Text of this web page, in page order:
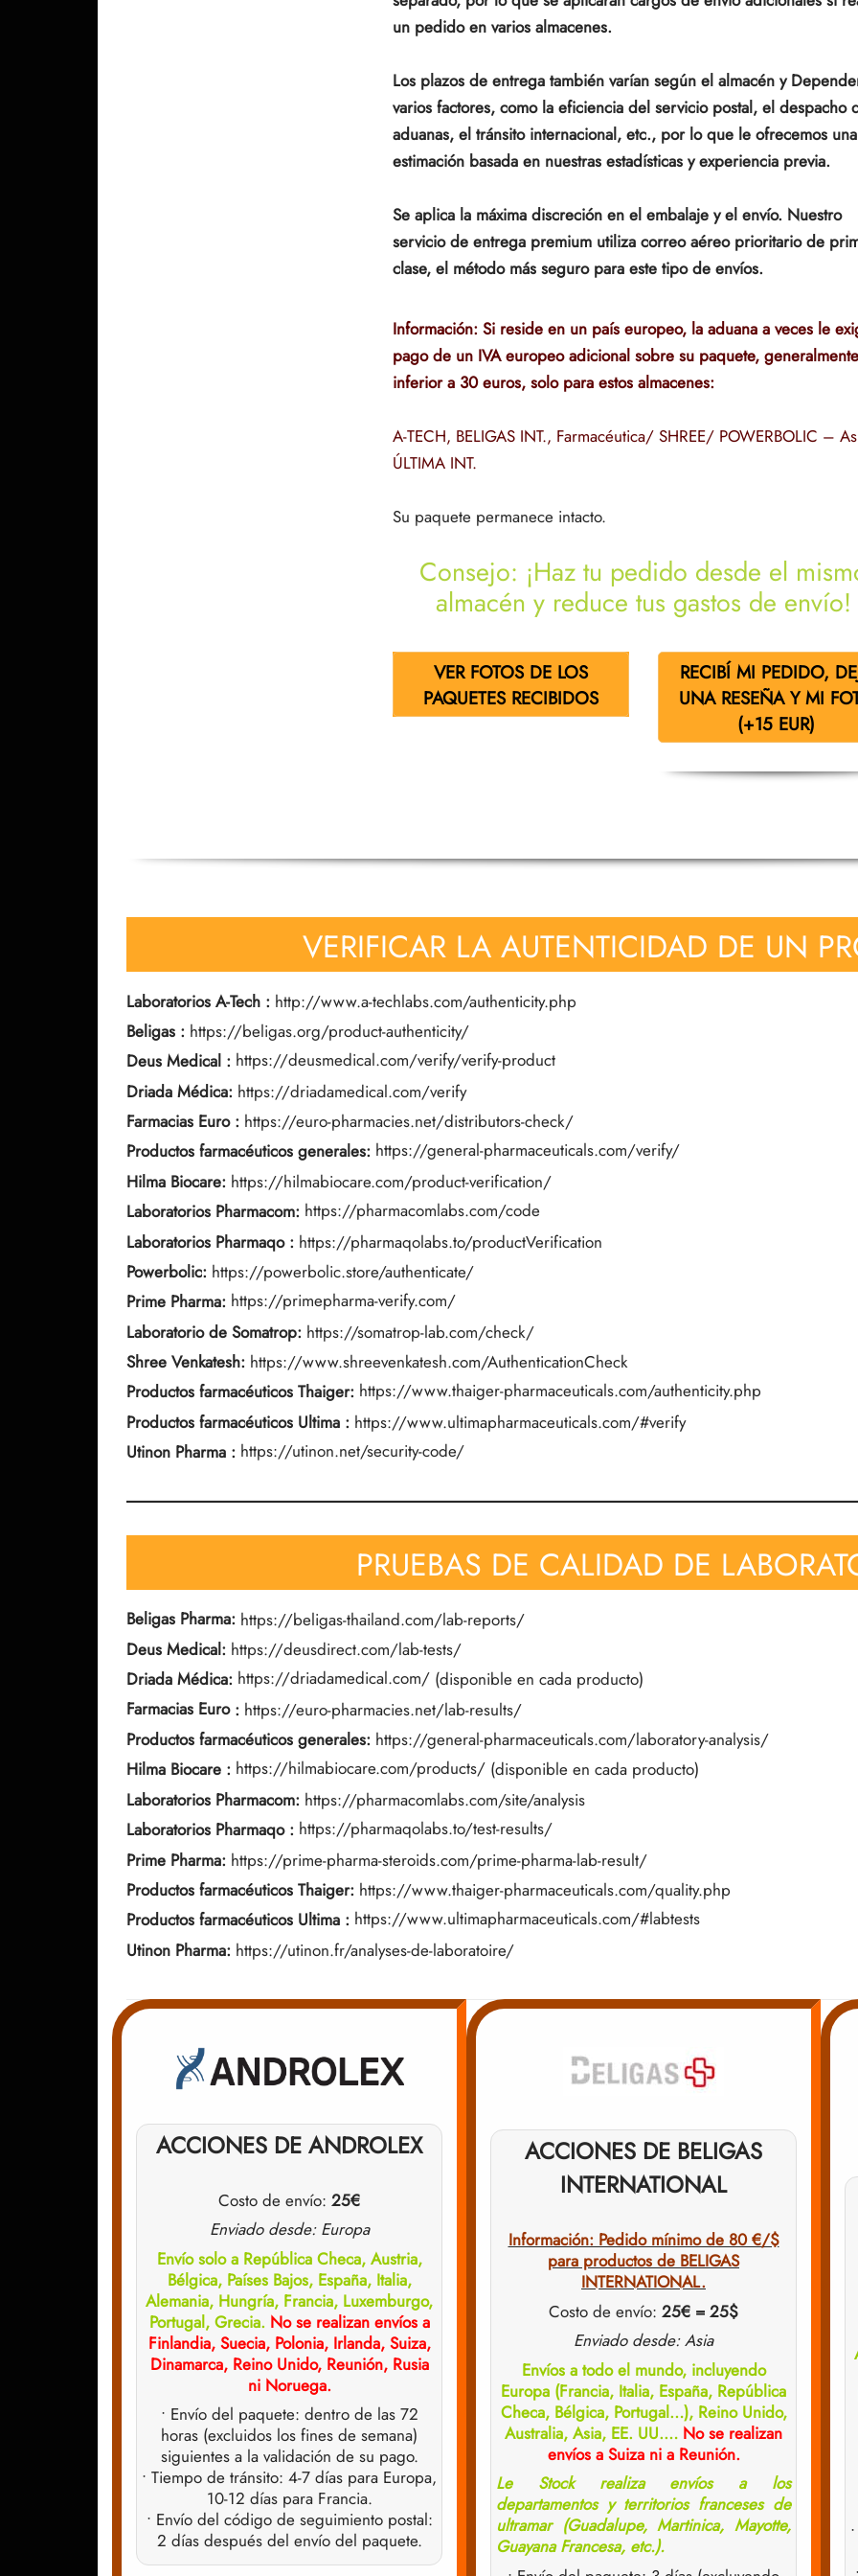
un pedido en varios almacenes.
Los plazos de entrega también varían según el almacén y
varios factores, como la eficiencia del servicio postal, el despacho
aduanas, el tránsito internacional, etc., por lo que le ofrecemos una
estimación basada en nuestras estadísticas y experiencia previa.
Se aplica la máxima discreción en el embalaje y el envío. Nuestro
servicio de entrega premium utiliza correo aéreo prioritario de
clase, el método más seguro para este tipo de envíos.
Información: Si reside en un país europeo, la aduana a veces le
pago de un IVA europeo adicional sobre su paquete, generalmente
inferior a 30 euros, solo para estos almacenes:
A-TECH, BELIGAS INT., Farmacéutica/ SHREE/ POWERBOLIC –
ÚLTIMA INT.
Su paquete permanece intacto.
Consejo: ¡Haz tu pedido desde el
almacén y reduce tus gastos de envío!
VER FOTOS DE LOS
PAQUETES RECIBIDOS
RECIBÍ MI PEDIDO,
UNA RESEÑA Y MI
(+15 EUR)
VERIFICAR LA AUTENTICIDAD DE UN
Laboratorios A-Tech : http://www.a-techlabs.com/authenticity.php
Beligas : https://beligas.org/product-authenticity/
Deus Medical : https://deusmedical.com/verify/verify-product
Driada Médica: https://driadamedical.com/verify
Farmacias Euro: https://euro-pharmacies.net/distributors-check/
Productos farmacéuticos generales: https://general-pharmaceuticals.com/verify/
Hilma Biocare: https://hilmabiocare.com/product-verification/
Laboratorios Pharmacom: https://pharmacomlabs.com/code
Laboratorios Pharmaqo : https://pharmaqolabs.to/productVerification
Powerbolic: https://powerbolic.store/authenticate/
Prime Pharma: https://primepharma-verify.com/
Laboratorio de Somatrop: https://somatrop-lab.com/check/
Shree Venkatesh: https://www.shreevenkatesh.com/AuthenticationCheck
Productos farmacéuticos Thaiger: https://www.thaiger-pharmaceuticals.com/authenticity.php
Productos farmacéuticos Ultima : https://www.ultimapharmaceuticals.com/#verify
Utinon Pharma : https://utinon.net/security-code/
PRUEBAS DE CALIDAD DE
Beligas Pharma: https://beligas-thailand.com/lab-reports/
Deus Medical: https://deusdirect.com/lab-tests/
Driada Médica: https://driadamedical.com/ (disponible en cada producto)
Farmacias Euro: https://euro-pharmacies.net/lab-results/
Productos farmacéuticos generales: https://general-pharmaceuticals.com/laboratory-analysis/
Hilma Biocare : https://hilmabiocare.com/products/ (disponible en cada producto)
Laboratorios Pharmacom: https://pharmacomlabs.com/site/analysis
Laboratorios Pharmaqo : https://pharmaqolabs.to/test-results/
Prime Pharma: https://prime-pharma-steroids.com/prime-pharma-lab-result/
Productos farmacéuticos Thaiger: https://www.thaiger-pharmaceuticals.com/quality.php
Productos farmacéuticos Ultima : https://www.ultimapharmaceuticals.com/#labtests
Utinon Pharma: https://utinon.fr/analyses-de-laboratoire/
ACCIONES DE ANDROLEX
Costo de envío: 25€
Enviado desde: Europa
Envío solo a República Checa, Austria,
Bélgica, Países Bajos, España, Italia,
Alemania, Hungría, Francia, Luxemburgo,
Portugal, Grecia. No se realizan envíos a
Finlandia, Suecia, Polonia, Irlanda, Suiza,
Dinamarca, Reino Unido, Reunión, Rusia
ni Noruega.
• Envío del paquete: dentro de las 72
horas (excluidos los fines de semana)
siguientes a la validación de su pago.
• Tiempo de tránsito: 4-7 días para Europa,
10-12 días para Francia.
• Envío del código de seguimiento postal:
2 días después del envío del paquete.
ACCIONES DE BELIGAS
INTERNATIONAL
Información: Pedido mínimo de 80 €/$
para productos de BELIGAS
INTERNATIONAL.
Costo de envío: 25€ = 25$
Enviado desde: Asia
Envíos a todo el mundo, incluyendo
Europa (Francia, Italia, España, República
Checa, Bélgica, Portugal…), Reino Unido,
Australia, Asia, EE. UU.… No se realizan
envíos a Suiza ni a Reunión.
Le Stock realiza envíos a los
departamentos y territorios franceses de
ultramar (Guadalupe, Martinica, Mayotte,
Guayana Francesa, etc.).